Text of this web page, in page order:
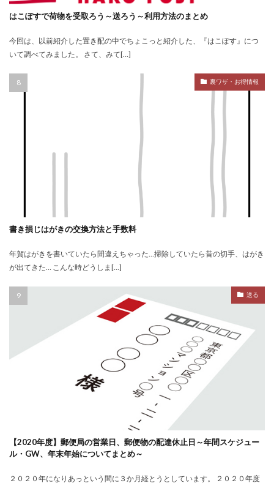
はこぽすで荷物を受取ろう～送ろう～利用方法のまとめ
今回は、以前紹介した置き配の中でちょこっと紹介した、『はこぽす』につ
いて調べてみました。 さて、みて[…]
裏ワザ・お得情報
書き損じはがきの交換方法と手数料
年賀はがきを書いていたら間違えちゃった…掃除していたら昔の切手、はがき
が出てきた… こんな時どうしま[…]
送る
【2020年度】郵便局の営業日、郵便物の配達休止日～年間スケジュー
ル・GW、年末年始についてまとめ～
２０２０年になりあっという間に３か月経とうとしています。 ２０２０年度